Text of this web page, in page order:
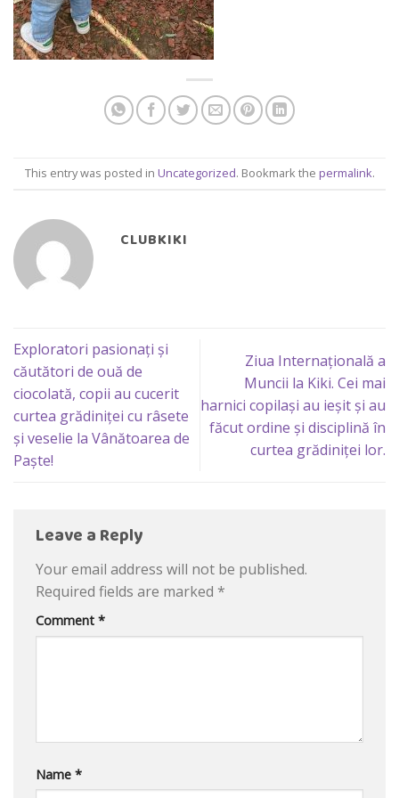
This entry was posted in Uncategorized. Bookmark the permalink.
CLUBKIKI
Exploratori pasionați și
căutători de ouă de
ciocolată, copii au cucerit
curtea grădiniței cu râsete
și veselie la Vânătoarea de
Paște!
Ziua Internațională a
Muncii la Kiki. Cei mai
harnici copilași au ieșit și au
făcut ordine și disciplină în
curtea grădiniței lor.
Leave a Reply
Your email address will not be published.
Required fields are marked *
Comment *
Name *